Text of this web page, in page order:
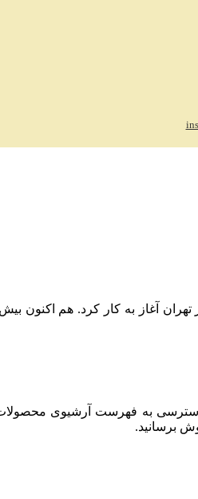
در تهران آغاز به کار کرد. هم
به فهرست آرشیوی
برسانید.